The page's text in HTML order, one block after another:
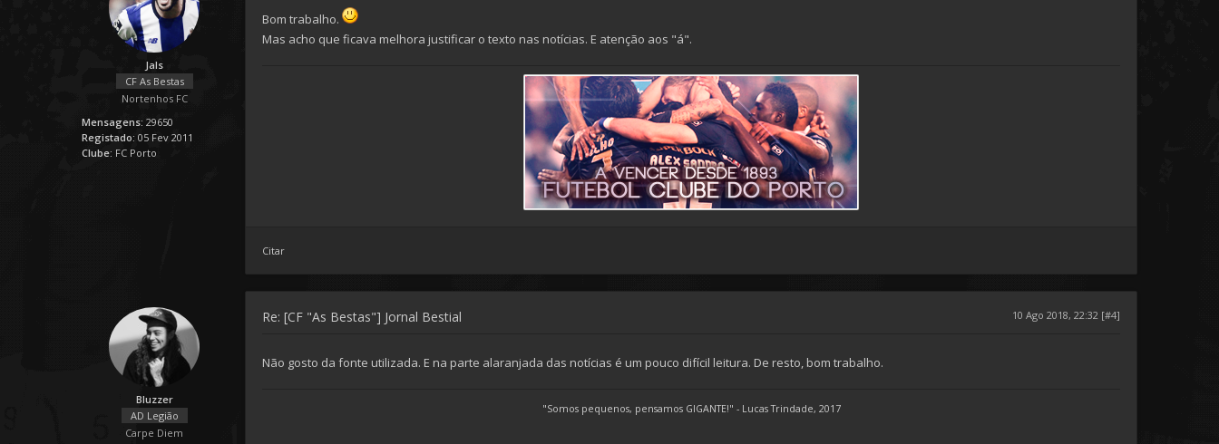
Jals
CF As Bestas
Nortenhos FC
Mensagens: 29650
Registado: 05 Fev 2011
Clube: FC Porto
Bom trabalho.
Mas acho que ficava melhora justificar o texto nas notícias. E atenção aos "á".
Citar
Bluzzer
AD Legião
Carpe Diem
Re: [CF "As Bestas"] Jornal Bestial 10 Ago 2018, 22:32 [#4]
Não gosto da fonte utilizada. E na parte alaranjada das notícias é um pouco difícil leitura. De resto, bom trabalho.
"Somos pequenos, pensamos GIGANTE!" - Lucas Trindade, 2017